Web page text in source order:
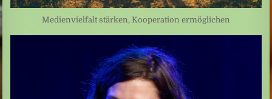
Medienvielfalt stärken, Kooperation ermöglichen